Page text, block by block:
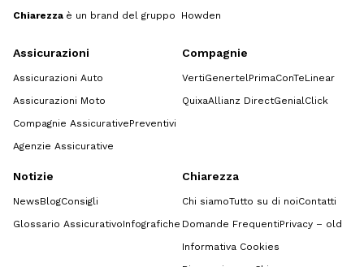
Chiarezza è un brand del gruppo Howden
Assicurazioni
Assicurazioni Auto
Assicurazioni Moto
Compagnie AssicurativePreventivi
Agenzie Assicurative
Compagnie
VertiGenertelPrimaConTeLinear
QuixaAllianz DirectGenialClick
Notizie
NewsBlogConsigli
Glossario AssicurativoInfografiche
Chiarezza
Chi siamoTutto su di noiContatti
Domande FrequentiPrivacy – old
Informativa Cookies